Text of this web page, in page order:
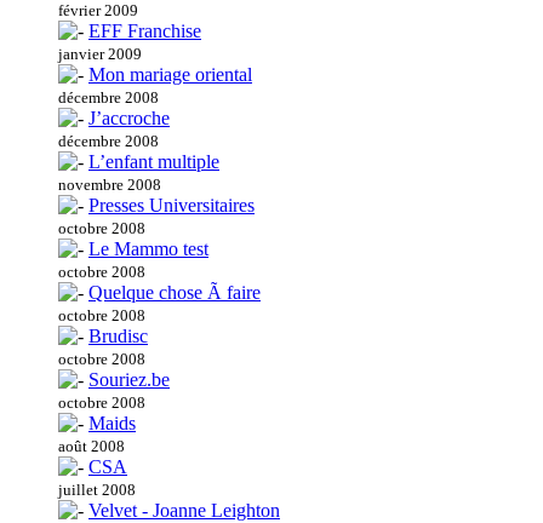
février 2009
EFF Franchise
janvier 2009
Mon mariage oriental
décembre 2008
J’accroche
décembre 2008
L’enfant multiple
novembre 2008
Presses Universitaires
octobre 2008
Le Mammo test
octobre 2008
Quelque chose Ã faire
octobre 2008
Brudisc
octobre 2008
Souriez.be
octobre 2008
Maids
août 2008
CSA
juillet 2008
Velvet - Joanne Leighton